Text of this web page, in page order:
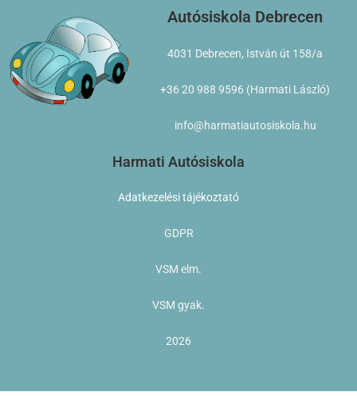
Autósiskola Debrecen
4031 Debrecen, István út 158/a
+36 20 988 9596 (Harmati László)
info@harmatiautosiskola.hu
Harmati Autósiskola
Adatkezelési tájékoztató
GDPR
VSM elm.
VSM gyak.
2026